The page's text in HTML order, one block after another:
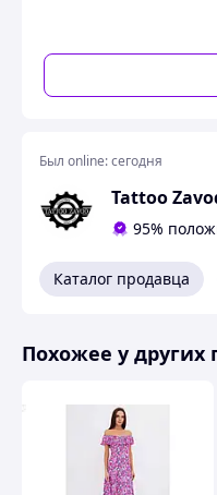
Был online:сегодня
Tattoo
95%
Каталог продавца
Похожее у других